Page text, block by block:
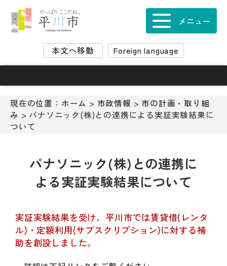
ョ
ス
本文へ移動 Foreign language
メニュー
現在の位置： ホーム > 市政情報 >市の計画・取り組
み > パナソニック(株)との連携による実証実験結果に
ついて
パナソニック(株)との連携に
よる実証実験結果について
実証実験結果を受け、平川市では賃貸借(レンタ
ル)・定額利用(サブスクリプション)に対する補
助を創設しました。